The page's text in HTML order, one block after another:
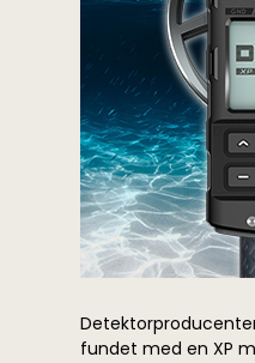
fundet med en XP